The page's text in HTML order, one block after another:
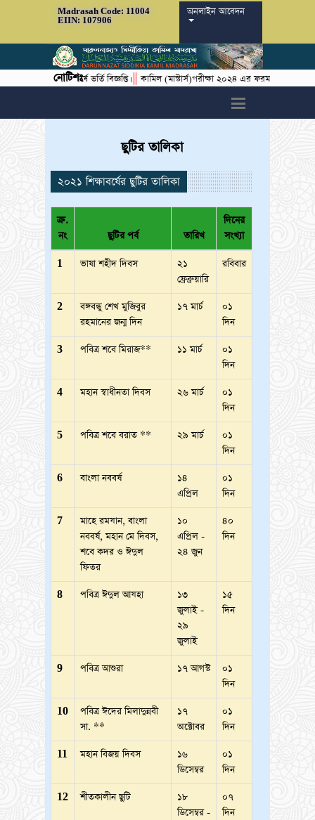
Madrasah Code: 11004
EIIN: 107906
অনলাইন আবেদন
নোটিশঃ
১ম বর্ষে ভর্তি বিজ্ঞপ্তি।||কামিল (মাস্টার্স)পরীক্ষা ২০২৪ এর ফরম ফিলাপের বিজ্ঞপ্তি।
ছুটির তালিকা
২০২১ শিক্ষাবর্ষের ছুটির তালিকা
ক্র.
নং
ছুটির পর্ব তারিখ
দিনের
সংখ্যা
1 ভাষা শহীদ দিবস
২১
ফ্রেব্রুয়ারি
রবিবার
2
বঙ্গবন্ধু শেখ মুজিবুর
রহমানের জন্ম দিন
১৭ মার্চ
০১
দিন
3 পবিত্র শবে মিরাজ** ১১ মার্চ
০১
দিন
4 মহান স্বাধীনতা দিবস ২৬ মার্চ
০১
দিন
5 পবিত্র শবে বরাত ** ২৯ মার্চ
০১
দিন
6 বাংলা নববর্ষ
১৪
এপ্রিল
০১
দিন
7
মাহে রমযান, বাংলা
নববর্ষ, মহান মে দিবস,
শবে কদর ও ঈদুল
ফিতর
১০
এপ্রিল -
২৪ জুন
৪০
দিন
8 পবিত্র ঈদুল আযহা
১৩
জুলাই -
২৯
জুলাই
১৫
দিন
9 পবিত্র আশুরা ১৭ আগস্ট
০১
দিন
10
পবিত্র ঈদের মিলাদুন্নবী
সা. **
১৭
অক্টোবর
০১
দিন
11 মহান বিজয় দিবস
১৬
ডিসেম্বর
০১
দিন
12 শীতকালীন ছুটি
১৮
ডিসেম্বর -
০৭
দিন